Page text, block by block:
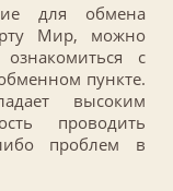
для обмена
Мир, можно
с
пункте.
высоким
проводить
проблем в